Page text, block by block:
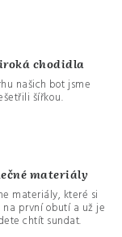
chodidla
našich bot jsme
šířkou.
materiály
materiály, které si
první obutí a už je
chtít sundat.